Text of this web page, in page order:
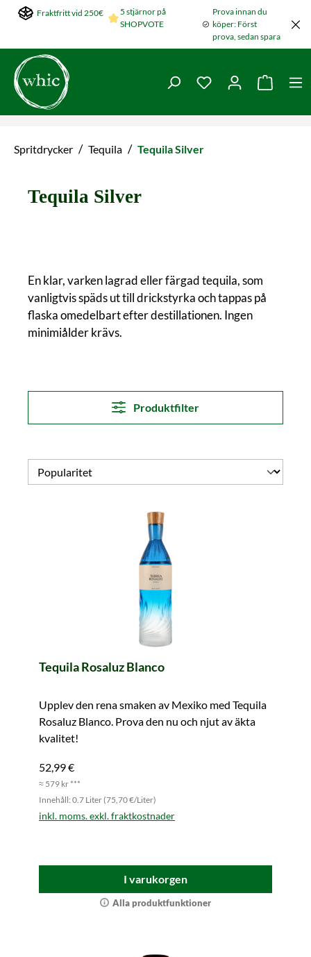
Hoppa till huvudinnehållet
Fraktfritt vid 250€
5 stjärnor på
SHOPVOTE
Prova innan du
köper: Först
prova, sedan spara
Du har 0 objekt i
Spritdrycker / Tequila / Tequila Silver
Tequila Silver
En klar, varken lagrad eller färgad tequila, som
vanligtvis späds ut till drickstyrka och tappas på
flaska omedelbart efter destillationen. Ingen
minimiålder krävs.
Produktfilter
Tequila Rosaluz Blanco
Upplev den rena smaken av Mexiko med Tequila
Rosaluz Blanco. Prova den nu och njut av äkta
kvalitet!
52,99 €
≈ 579 kr ***
Innehåll: 0.7 Liter (75,70 €/Liter)
inkl. moms. exkl. fraktkostnader
I varukorgen
Alla produktfunktioner